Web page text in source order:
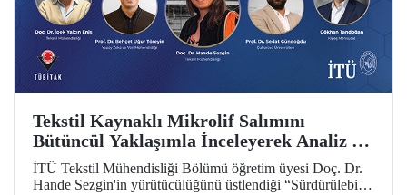
Tekstil Kaynaklı Mikrolif Salımını
Bütüncül Yaklaşımla İnceleyerek Analiz ve
Azaltım Stratejileri Geliştirecek Projeye
TÜBİTAK Desteği
İTÜ Tekstil Mühendisliği Bölümü öğretim üyesi Doç. Dr.
Hande Sezgin'in yürütücülüğünü üstlendiği “Sürdürülebilir